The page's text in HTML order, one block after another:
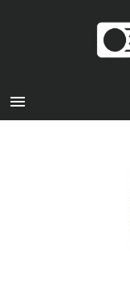
